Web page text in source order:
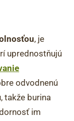
, je
uprednostňujú
odvodnenú
takže burina
im